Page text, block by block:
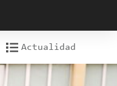
Actualidad